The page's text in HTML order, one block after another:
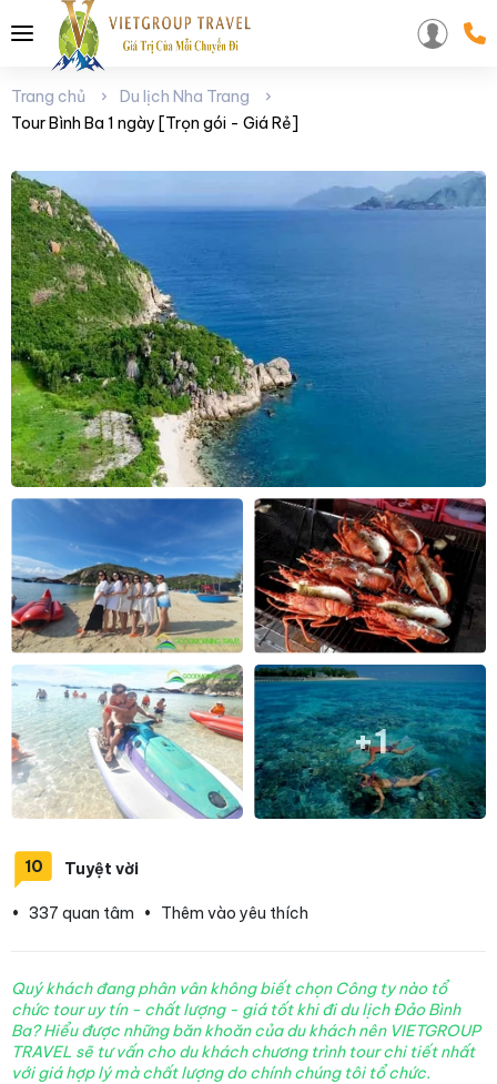
Trang chủ
Du lịch Nha Trang
Tour Bình Ba 1 ngày [Trọn gói - Giá Rẻ]
+1
10 Tuyệt vời
• 337 quan tâm • Thêm vào yêu thích
Quý khách đang phân vân không biết chọn Công ty nào tổ
chức tour uy tín - chất lượng - giá tốt khi đi du lịch Đảo Bình
Ba? Hiểu được những băn khoăn của du khách nên VIETGROUP
TRAVEL sẽ tư vấn cho du khách chương trình tour chi tiết nhất
với giá hợp lý mà chất lượng do chính chúng tôi tổ chức.